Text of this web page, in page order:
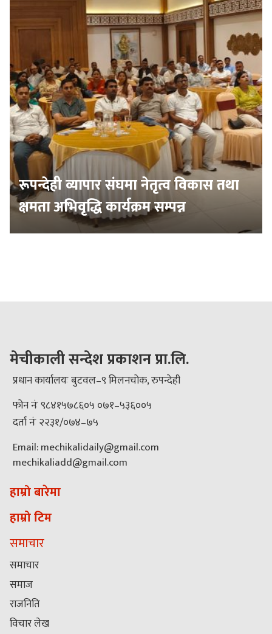
रूपन्देही व्यापार संघमा नेतृत्व विकास तथा
क्षमता अभिवृद्धि कार्यक्रम सम्पन्न
मेचीकाली सन्देश प्रकाशन प्रा.लि.
प्रधान कार्यालयः बुटवल–९ मिलनचोक, रुपन्देही
फोन नंः ९८४१५७८६०५ ०७१–५३६००५
दर्ता नंः २२३१/०७४–७५
Email: mechikalidaily@gmail.com
mechikaliadd@gmail.com
हाम्रो बारेमा
हाम्रो टिम
समाचार
समाचार
समाज
राजनिति
विचार लेख